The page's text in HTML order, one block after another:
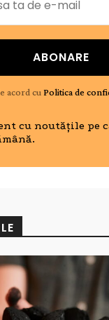
ABONARE
acord cu Politica de
cu noutățile pe